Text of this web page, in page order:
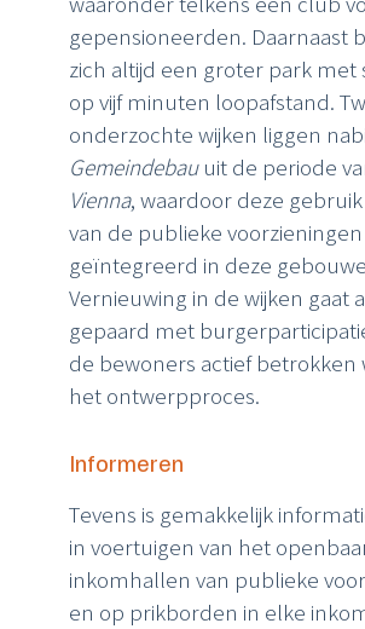
gepensioneerden. Daarnaast
zich altijd een groter park met
op vijf minuten loopafstand.
onderzochte wijken liggen
Gemeindebau uit de periode
Vienna, waardoor deze
van de publieke voorzieningen
geïntegreerd in deze
Vernieuwing in de wijken gaat
gepaard met
de bewoners actief betrokken
het ontwerpproces.
Informeren
Tevens is gemakkelijk
in voertuigen van het
inkomhallen van publieke
en op prikborden in elke